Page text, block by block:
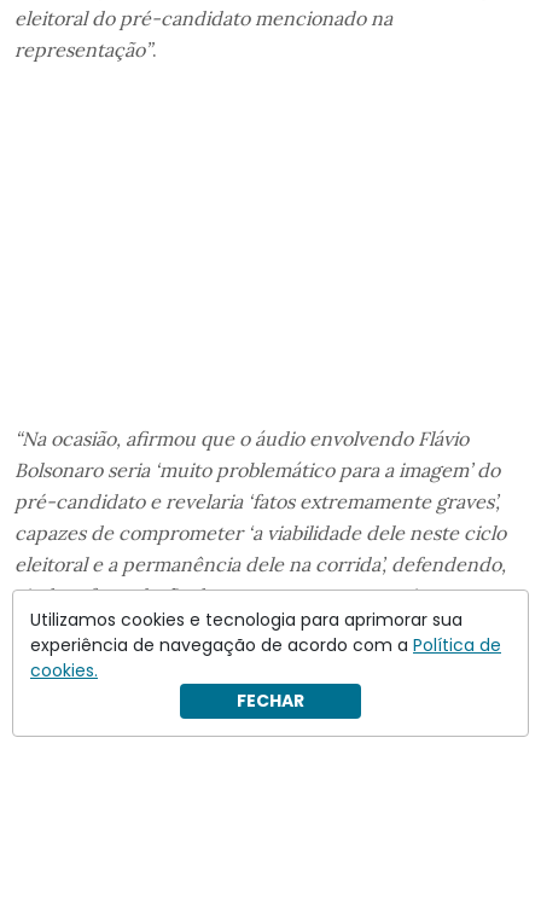
eleitoral do pré-candidato mencionado na
representação”.
“Na ocasião, afirmou que o áudio envolvendo Flávio
Bolsonaro seria ‘muito problemático para a imagem’ do
pré-candidato e revelaria ‘fatos extremamente graves’,
capazes de comprometer ‘a viabilidade dele neste ciclo
eleitoral e a permanência dele na corrida’, defendendo,
ainda, a formulação das perguntas que associavam
grupos políticos ao denominado ‘esquema de fraudes
financeiras do Banco Master'”, segue Nunes na decisão.
As pesquisas não mentem sobre Flávio
Utilizamos cookies e tecnologia para aprimorar sua
experiência de navegação de acordo com a Política de
cookies.
FECHAR